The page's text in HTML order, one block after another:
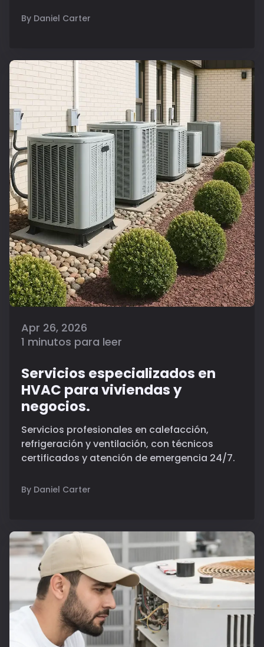
By Daniel Carter
Apr 26, 2026
1 minutos para leer
Servicios especializados en
HVAC para viviendas y
negocios.
Servicios profesionales en calefacción,
refrigeración y ventilación, con técnicos
certificados y atención de emergencia 24/7.
By Daniel Carter